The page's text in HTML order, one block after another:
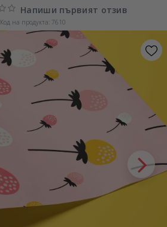
Напиши първият отзив
Код на продукта: 7610